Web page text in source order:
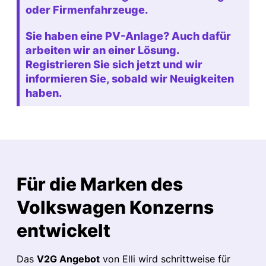
oder Firmenfahrzeuge.
Sie haben eine PV-Anlage? Auch dafür
arbeiten wir an einer Lösung.
Registrieren Sie sich jetzt und wir
informieren Sie, sobald wir Neuigkeiten
haben.
Für die Marken des
Volkswagen Konzerns
entwickelt
DasV2G Angebot von Elli wird schrittweise für